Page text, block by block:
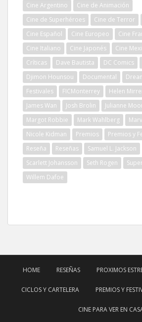
Cine Argentino
Cine de Animación
Cine de Superhéroes
Cine de Terror
Cine Español
Cine Europeo
Cine
Cine Italiano
Cine Japonés Cine
Críticas
Dave Bautista DC Comics
Djimon Hounsou
Documental
Festivales
FICMonterrey Helen
James Wan
Josh Brolin Julianne
Margot Robbie
Mark Wahlberg
Nicole Kidman
Premios Premios y
Reseña
Reseñas
Samuel L. Jackson
Scarlett Johansson
Seth Rogen
Willem Dafoe
HOME RESEÑAS PROXIMOS
CICLOS Y CARTELERA PREMIOS Y
CINE PARA VER EN